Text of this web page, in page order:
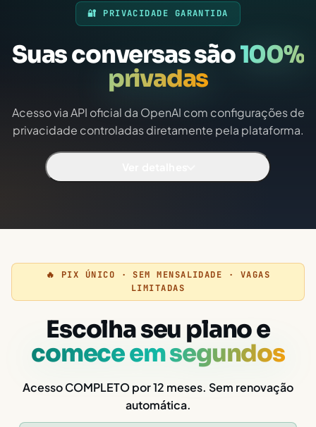
🔐 PRIVACIDADE GARANTIDA
Suas conversas são100%
privadas
Acesso via API oficial da OpenAI com configurações de
privacidade controladas diretamente pela plataforma.
🔥 PIX ÚNICO · SEM MENSALIDADE · VAGAS
LIMITADAS
Escolha seu plano e
comece em segundos
Acesso COMPLETO por 12 meses. Sem renovação
automática.